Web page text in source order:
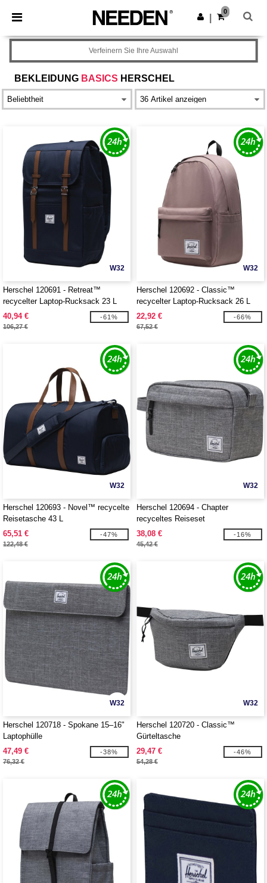
× Needen App
Bessere Preise in der App!
App holen
0
BEKLEIDUNG BASICS HERSCHEL
Verfeinern Sie Ihre Auswahl
W32
Herschel 120691 - Retreat™
recycelter Laptop-Rucksack 23 L
40,94 €
106,27 €
-61%
W32
Herschel 120692 - Classic™
recycelter Laptop-Rucksack 26 L
22,92 €
67,52 €
-66%
W32
Herschel 120693 - Novel™ recycelte
Reisetasche 43 L
65,51 €
122,48 €
-47%
W32
Herschel 120694 - Chapter
recyceltes Reiseset
38,08 €
45,42 €
-16%
W32
Herschel 120718 - Spokane 15–16"
Laptophülle
47,49 €
76,32 €
-38%
W32
Herschel 120720 - Classic™
Gürteltasche
29,47 €
54,28 €
-46%